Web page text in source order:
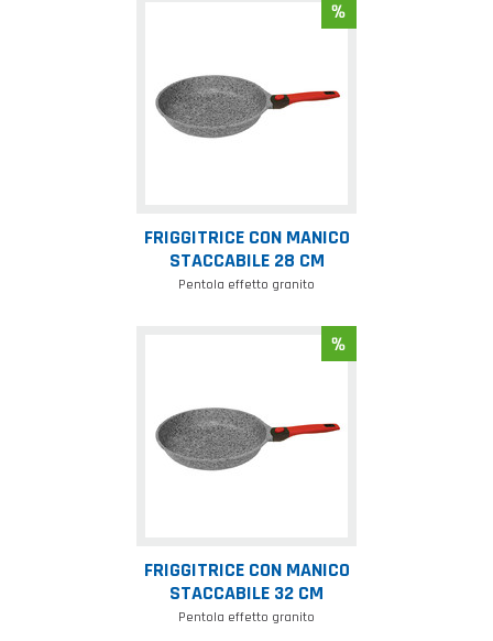
staccabile
28
cm
FRIGGITRICE CON MANICO
STACCABILE 28 CM
Pentola effetto granito
staccabile
32
cm
FRIGGITRICE CON MANICO
STACCABILE 32 CM
Pentola effetto granito